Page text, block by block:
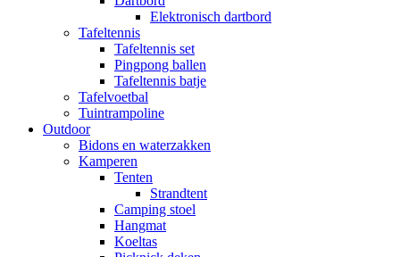
Elektronisch dartbord
Tafeltennis
Tafeltennis set
Pingpong ballen
Tafeltennis batje
Tafelvoetbal
Tuintrampoline
Outdoor
Bidons en waterzakken
Kamperen
Tenten
Strandtent
Camping stoel
Hangmat
Koeltas